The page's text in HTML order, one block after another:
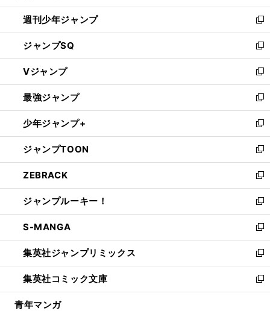
、
ウ
・
、
開
く
週刊少年ジャンプ
新
し
い
ウ
ィ
ン
ド
ウ
で
開
く
ジャンプSQ
新
し
い
ウ
ィ
ン
ド
ウ
で
開
く
Vジャンプ
新
し
い
ウ
ィ
ン
ド
ウ
で
開
く
最強ジャンプ
新
し
い
ウ
ィ
ン
ド
ウ
で
開
く
少年ジャンプ+
新
し
い
ウ
ィ
ン
ド
ウ
で
開
く
ジャンプTOON
新
し
い
ウ
ィ
ン
ド
ウ
で
開
く
ZEBRACK
新
し
い
ウ
ィ
ン
ド
ウ
で
開
ジャンプルーキー！
新
し
い
ウ
ィ
ン
ド
ウ
S-MANGA
新
し
い
ウ
ィ
ン
集英社ジャンプリミックス
新
し
い
ウ
集英社コミック文庫
新
し
青年マンガ